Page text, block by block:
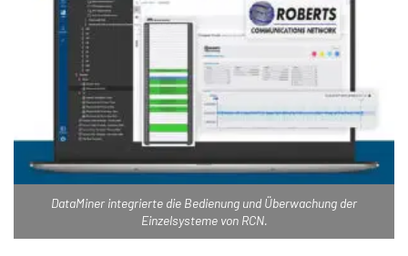
DataMiner integrierte die Bedienung und Überwachung der
Einzelsysteme von RCN.